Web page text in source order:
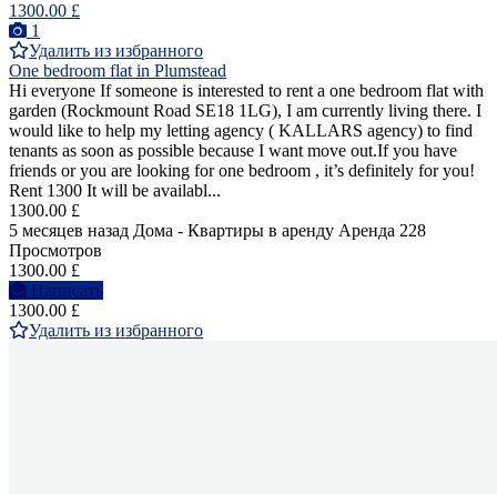
1300.00 £
1
Удалить из избранного
One bedroom flat in Plumstead
Hi everyone If someone is interested to rent a one bedroom flat with
garden (Rockmount Road SE18 1LG), I am currently living there. I
would like to help my letting agency ( KALLARS agency) to find
tenants as soon as possible because I want move out.If you have
friends or you are looking for one bedroom , it’s definitely for you!
Rent 1300 It will be availabl...
1300.00 £
5 месяцев назад Дома - Квартиры в аренду Аренда 228
Просмотров
1300.00 £
Написать
1300.00 £
Удалить из избранного